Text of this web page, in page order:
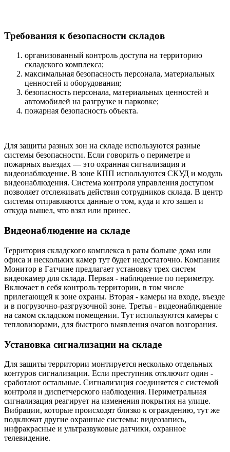
Требования к безопасности складов
организованный контроль доступа на территорию
складского комплекса;
максимальная безопасность персонала, материальных
ценностей и оборудования;
безопасность персонала, материальных ценностей и
автомобилей на разгрузке и парковке;
пожарная безопасность объекта.
Для защиты разных зон на складе используются разные
системы безопасности. Если говорить о периметре и
пожарных выездах — это охранная сигнализация и
видеонаблюдение. В зоне КПП используются СКУД и модуль
видеонаблюдения. Система контроля управления доступом
позволяет отслеживать действия сотрудников склада. В центр
системы отправляются данные о том, куда и кто зашел и
откуда вышел, что взял или принес.
Видеонаблюдение на складе
Территория складского комплекса в разы больше дома или
офиса и нескольких камер тут будет недостаточно. Компания
Монитор в Гатчине предлагает установку трех систем
видеокамер для склада. Первая - наблюдение по периметру.
Включает в себя контроль территории, в том числе
прилегающей к зоне охраны. Вторая - камеры на входе, въезде
и в погрузочно-разгрузочной зоне. Третья - видеонаблюдение
на самом складском помещении. Тут используются камеры с
тепловизорами, для быстрого выявления очагов возгорания.
Установка сигнализации на складе
Для защиты территории монтируется несколько отдельных
контуров сигнализации. Если преступник отключит один -
сработают остальные. Сигнализация соединяется с системой
контроля и диспетчерского наблюдения. Периметральная
сигнализация реагирует на изменения покрытия на улице.
Вибрации, которые происходят близко к ограждению, тут же
подключат другие охранные системы: видеозапись,
инфракрасные и ультразвуковые датчики, охранное
телевидение.